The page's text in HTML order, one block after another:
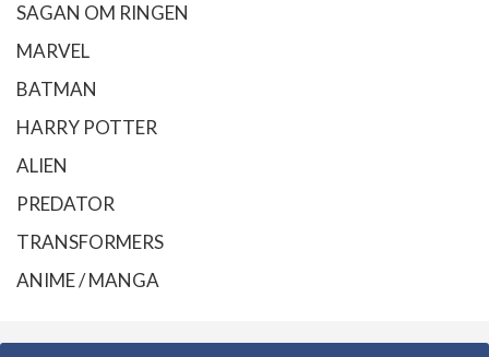
SAGAN OM RINGEN
MARVEL
BATMAN
HARRY POTTER
ALIEN
PREDATOR
TRANSFORMERS
ANIME / MANGA